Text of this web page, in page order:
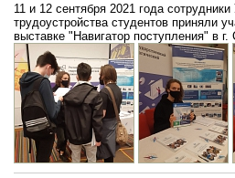
11 и 12 сентября 2021 года
трудоустройства студентов приняли
выставке "Навигатор поступления" в г.